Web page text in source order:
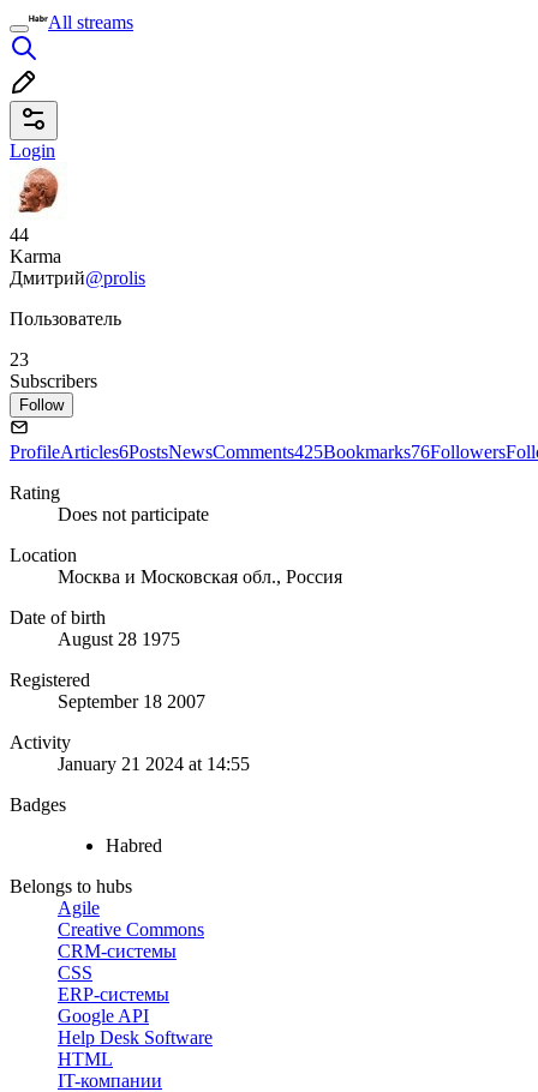
All streams
Login
44
Karma
Дмитрий@prolis
Пользователь
23
Subscribers
Follow
ProfileArticles6PostsNewsComments425Bookmarks76Followers
Rating
Does not participate
Location
Москва и Московская обл., Россия
Date of birth
August 28 1975
Registered
September 18 2007
Activity
January 21 2024 at 14:55
Badges
Habred
Belongs to hubs
Agile
Creative Commons
CRM-системы
CSS
ERP-системы
Google API
Help Desk Software
HTML
IT-компании